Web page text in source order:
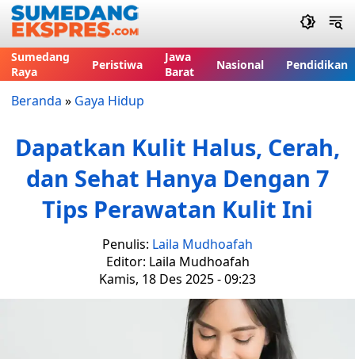
Sumedang
Raya
Peristiwa
Jawa
Barat
Nasional Pendidikan
Beranda » Gaya Hidup
Dapatkan Kulit Halus, Cerah,
dan Sehat Hanya Dengan 7
Tips Perawatan Kulit Ini
Penulis: Laila Mudhoafah
Editor: Laila Mudhoafah
Kamis, 18 Des 2025 - 09:23